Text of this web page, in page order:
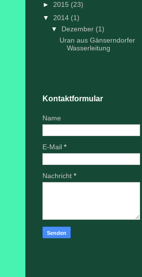
► 2015 (23)
▼ 2014 (1)
▼ Dezember (1)
Uran aus Gänserndorfer
Wasserleitung
Kontaktformular
Name
E-Mail *
Nachricht *